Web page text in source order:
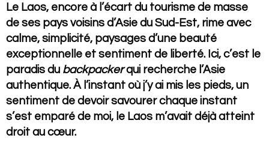
Le Laos, encore à l’écart du tourisme de masse
de ses pays voisins d’Asie du Sud-Est, rime avec
calme, simplicité, paysages d’une beauté
exceptionnelle et sentiment de liberté. Ici, c’est le
paradis du backpackerqui recherche l’Asie
authentique. À l’instant où j’y ai mis les pieds, un
sentiment de devoir savourer chaque instant
s’est emparé de moi, le Laos m’avait déjà atteint
droit au cœur.